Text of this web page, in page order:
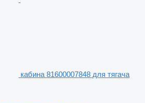
кабина 81600007848 для тягача